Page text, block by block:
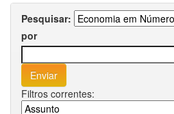
Pesquisar:
por
Filtros correntes: